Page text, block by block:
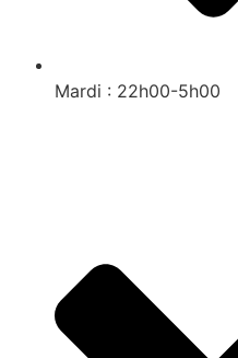
Mardi : 22h00-5h00